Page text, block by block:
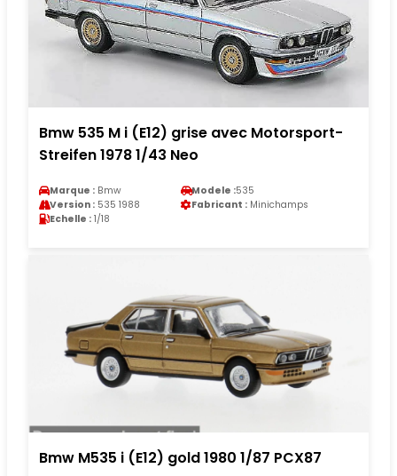
Bmw 535 M i (E12) grise avec Motorsport-
Streifen 1978 1/43 Neo
Marque : Bmw Modele :535
Version : 535 1988 Fabricant : Minichamps
Echelle : 1/18
Bmw M535 i (E12) gold 1980 1/87 PCX87